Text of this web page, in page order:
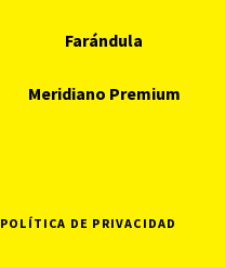
Farándula
Meridiano Premium
POLÍTICA DE PRIVACIDAD